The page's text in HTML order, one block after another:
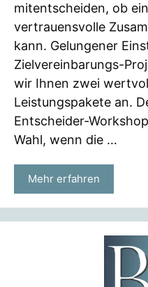
mitentscheiden, ob
vertrauensvolle
kann. Gelungener
Zielvereinbarungs-
wir Ihnen zwei
Leistungspakete an.
Entscheider-
Wahl, wenn die …
Mehr erfahren